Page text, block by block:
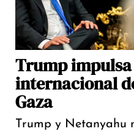
Trump
internacional
Gaza
Trump y Netanyahu